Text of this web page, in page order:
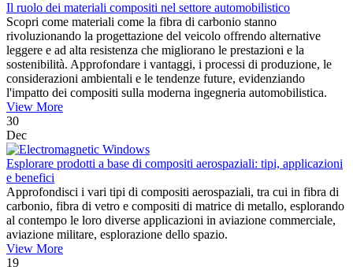
Il ruolo dei materiali compositi nel settore automobilistico
Scopri come materiali come la fibra di carbonio stanno
rivoluzionando la progettazione del veicolo offrendo alternative
leggere e ad alta resistenza che migliorano le prestazioni e la
sostenibilità. Approfondare i vantaggi, i processi di produzione, le
considerazioni ambientali e le tendenze future, evidenziando
l'impatto dei compositi sulla moderna ingegneria automobilistica.
View More
30
Dec
Esplorare prodotti a base di compositi aerospaziali: tipi, applicazioni
e benefici
Approfondisci i vari tipi di compositi aerospaziali, tra cui in fibra di
carbonio, fibra di vetro e compositi di matrice di metallo, esplorando
al contempo le loro diverse applicazioni in aviazione commerciale,
aviazione militare, esplorazione dello spazio.
View More
19